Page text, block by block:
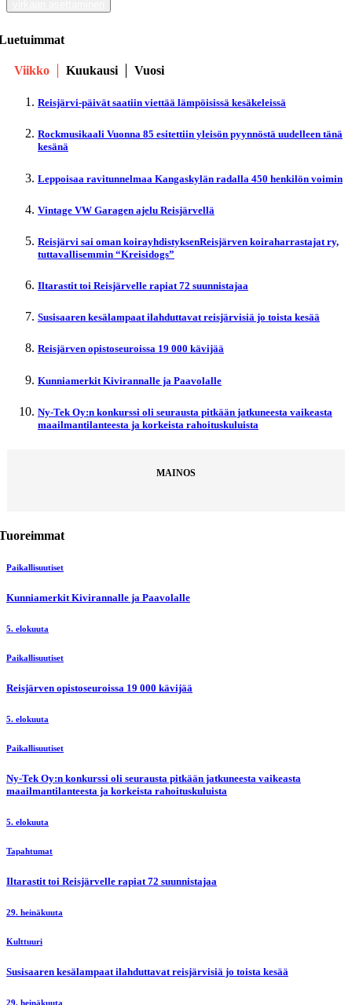
Viikko Kuukausi Vuosi
Reisjärvi-päivät saatiin viettää lämpöisissä kesäkeleissä
Rockmusikaali Vuonna 85 esitettiin yleisön pyynnöstä uudelleen tänä
kesänä
Leppoisaa ravitunnelmaa Kangaskylän radalla 450 henkilön voimin
Vintage VW Garagen ajelu Reisjärvellä
Reisjärvi sai oman koirayhdistyksenReisjärven koiraharrastajat ry,
tuttavallisemmin “Kreisidogs”
Iltarastit toi Reisjärvelle rapiat 72 suunnistajaa
Susisaaren kesälampaat ilahduttavat reisjärvisiä jo toista kesää
Reisjärven opistoseuroissa 19 000 kävijää
Kunniamerkit Kivirannalle ja Paavolalle
Ny-Tek Oy:n konkurssi oli seurausta pitkään jatkuneesta vaikeasta
maailmantilanteesta ja korkeista rahoituskuluista
MAINOS
Paikallisuutiset
Kunniamerkit Kivirannalle ja Paavolalle
5. elokuuta
Paikallisuutiset
Reisjärven opistoseuroissa 19 000 kävijää
5. elokuuta
Paikallisuutiset
Ny-Tek Oy:n konkurssi oli seurausta pitkään jatkuneesta vaikeasta
maailmantilanteesta ja korkeista rahoituskuluista
5. elokuuta
Tapahtumat
Iltarastit toi Reisjärvelle rapiat 72 suunnistajaa
29. heinäkuuta
Kulttuuri
Susisaaren kesälampaat ilahduttavat reisjärvisiä jo toista kesää
29. heinäkuuta